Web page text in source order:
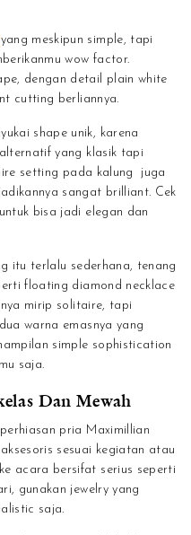
yang meskipun simple, tapi
wow factor.
dengan detail plain white
cutting berliannya.
shape unik, karena
yang klasik tapi
setting pada kalung juga
sangat brilliant. Cek
bisa jadi elegan dan
itu terlalu sederhana, tenang
floating diamond necklace
mirip solitaire, tapi
warna emasnya yang
simple sophistication
saja.
Dan Mewah
pria Maximillian
sesuai kegiatan atau
acara bersifat serius seperti
gunakan jewelry yang
saja.